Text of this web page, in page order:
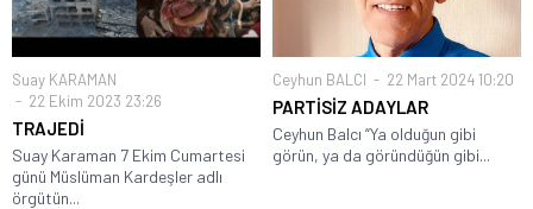
Suay KARAMAN
22 Ekim 2023 23:26
TRAJEDİ
Suay Karaman 7 Ekim Cumartesi
günü Müslüman Kardeşler adlı
örgütün...
Ceyhun BALCI 22 Mart 2024 10:20
PARTİSİZ ADAYLAR
Ceyhun Balcı “Ya olduğun gibi
görün, ya da göründüğün gibi...